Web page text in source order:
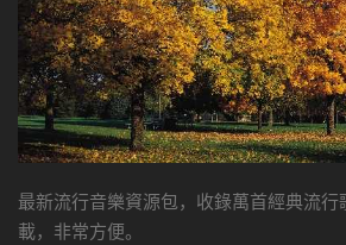
最新流行音樂資源包，收錄萬首經典流行
載，非常方便。